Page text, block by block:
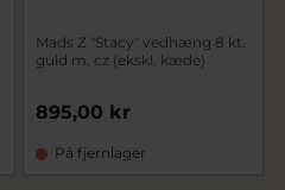
Mads Z "Stacy" vedhæng 8 kt.
guld m. cz (ekskl. kæde)
895,00 kr
På fjernlager